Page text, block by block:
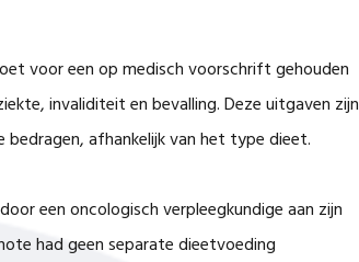
voor een op medisch voorschrift gehouden
invaliditeit en bevalling. Deze uitgaven zijn
afhankelijk van het type dieet.
een oncologisch verpleegkundige aan zijn
had geen separate dieetvoeding